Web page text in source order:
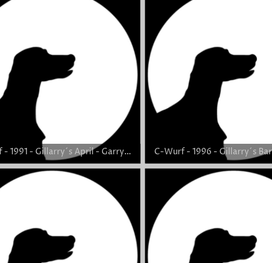
B-Wurf - 1991 - Gillarry´s April - Garryowen Aristokrat - 5,7